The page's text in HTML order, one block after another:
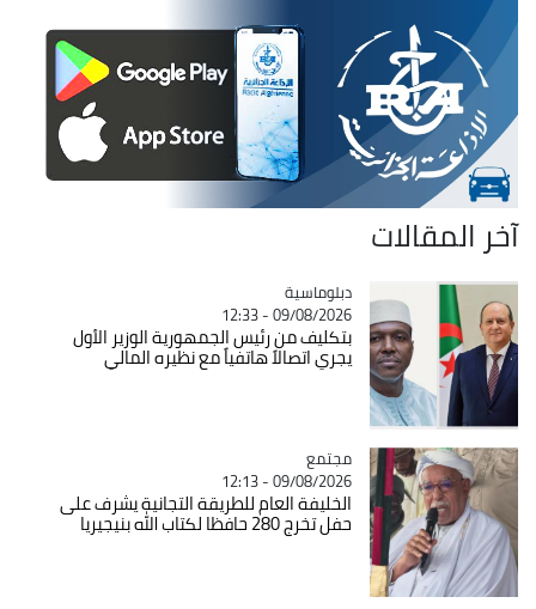
آخر المقالات
Catégorie
دبلوماسية
09/08/2026 - 12:33
بتكليف من رئيس الجمهورية الوزير الأول
يجري اتصالاً هاتفياً مع نظيره المالي
Catégorie
مجتمع
09/08/2026 - 12:13
الخليفة العام للطريقة التجانية يشرف على
حفل تخرج 280 حافظا لكتاب الله بنيجيريا